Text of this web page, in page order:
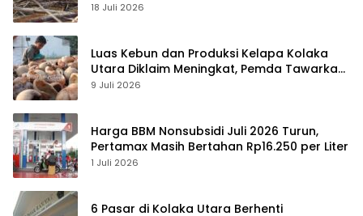
18 Juli 2026
Luas Kebun dan Produksi Kelapa Kolaka
Utara Diklaim Meningkat, Pemda Tawarkan
Peluang Investasi
9 Juli 2026
Harga BBM Nonsubsidi Juli 2026 Turun,
Pertamax Masih Bertahan Rp16.250 per Liter
1 Juli 2026
6 Pasar di Kolaka Utara Berhenti